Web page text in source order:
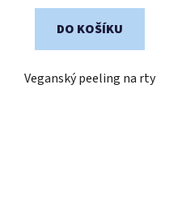
z
DO KOŠÍKU
Veganský peeling na rty